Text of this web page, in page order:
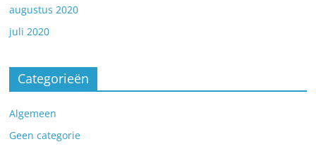
augustus 2020
juli 2020
Categorieën
Algemeen
Geen categorie